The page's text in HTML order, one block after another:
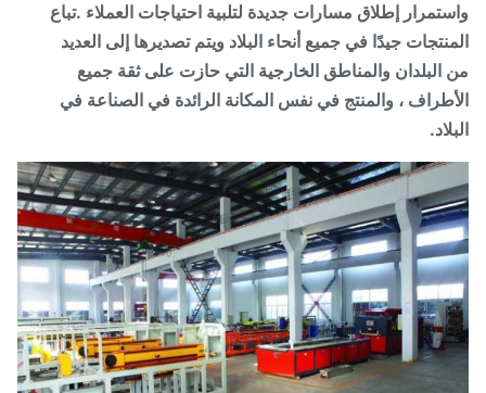
إطلاق مسارات جديدة لتلبية احتياجات العملاء .تباع
جيدًا في جميع أنحاء البلاد ويتم تصديرها إلى العديد
والمناطق الخارجية التي حازت على ثقة جميع
، والمنتج في نفس المكانة الرائدة في الصناعة في